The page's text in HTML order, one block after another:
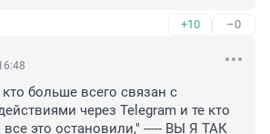
+10 –0
больше всего связан с
через Telegram и те кто
все это остановили," ----- ВЫ Я ТАК